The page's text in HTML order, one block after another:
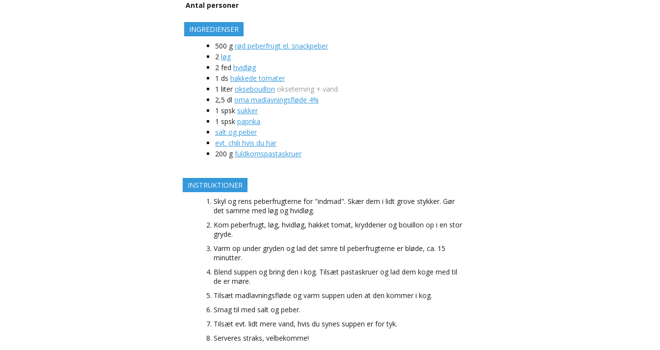
Antal personer
INGREDIENSER
500 g rød peberfrugt el. snackpeber
2 løg
2 fed hvidløg
1 ds hakkede tomater
1 liter oksebouillon okseterning + vand
2,5 dl oma madlavningsfløde 4%
1 spsk sukker
1 spsk paprika
salt og peber
evt. chili hvis du har
200 g fuldkornspastaskruer
INSTRUKTIONER
Skyl og rens peberfrugterne for "indmad". Skær dem i lidt grove stykker. Gør
det samme med løg og hvidløg.
Kom peberfrugt, løg, hvidløg, hakket tomat, krydderier og bouillon op i en stor
gryde.
Varm op under gryden og lad det simre til peberfrugterne er bløde, ca. 15
minutter.
Blend suppen og bring den i kog. Tilsæt pastaskruer og lad dem koge med til
de er møre.
Tilsæt madlavningsfløde og varm suppen uden at den kommer i kog.
Smag til med salt og peber.
Tilsæt evt. lidt mere vand, hvis du synes suppen er for tyk.
Serveres straks, velbekomme!